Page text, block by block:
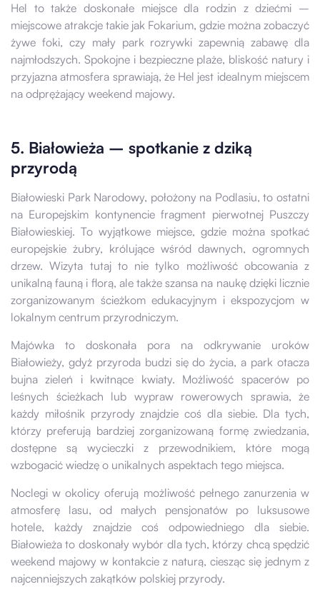
Hel to także doskonałe miejsce dla rodzin z dziećmi –
miejscowe atrakcje takie jak Fokarium, gdzie można zobaczyć
żywe foki, czy mały park rozrywki zapewnią zabawę dla
najmłodszych. Spokojne i bezpieczne plaże, bliskość natury i
przyjazna atmosfera sprawiają, że Hel jest idealnym miejscem
na odprężający weekend majowy.
5. Białowieża – spotkanie z dziką
przyrodą
Białowieski Park Narodowy, położony na Podlasiu, to ostatni
na Europejskim kontynencie fragment pierwotnej Puszczy
Białowieskiej. To wyjątkowe miejsce, gdzie można spotkać
europejskie żubry, królujące wśród dawnych, ogromnych
drzew. Wizyta tutaj to nie tylko możliwość obcowania z
unikalną fauną i florą, ale także szansa na naukę dzięki licznie
zorganizowanym ścieżkom edukacyjnym i ekspozycjom w
lokalnym centrum przyrodniczym.
Majówka to doskonała pora na odkrywanie uroków
Białowieży, gdyż przyroda budzi się do życia, a park otacza
bujna zieleń i kwitnące kwiaty. Możliwość spacerów po
leśnych ścieżkach lub wypraw rowerowych sprawia, że
każdy miłośnik przyrody znajdzie coś dla siebie. Dla tych,
którzy preferują bardziej zorganizowaną formę zwiedzania,
dostępne są wycieczki z przewodnikiem, które mogą
wzbogacić wiedzę o unikalnych aspektach tego miejsca.
Noclegi w okolicy oferują możliwość pełnego zanurzenia w
atmosferę lasu, od małych pensjonatów po luksusowe
hotele, każdy znajdzie coś odpowiedniego dla siebie.
Białowieża to doskonały wybór dla tych, którzy chcą spędzić
weekend majowy w kontakcie z naturą, ciesząc się jednym z
najcenniejszych zakątków polskiej przyrody.